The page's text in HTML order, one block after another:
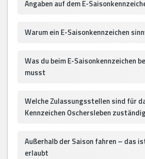
Angaben auf dem E-
Warum ein E-Saisonkennzeichen
Was du beim E-Saisonkennzeichen
musst
Welche Zulassungsstellen sind für
Kennzeichen Oschersleben
Außerhalb der Saison fahren – das
erlaubt